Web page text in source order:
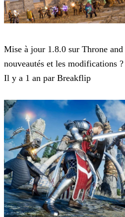
Mise à jour 1.8.0 sur Throne
nouveautés et les modifications ?
Il y a 1 an par Breakflip